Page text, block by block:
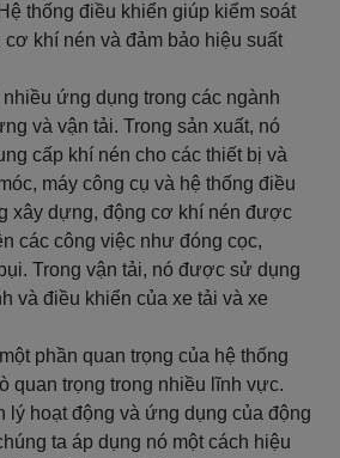
thống điều khiển giúp kiểm soát
cơ khí nén và đảm bảo hiệu suất
ứng dụng trong các ngành
và vận tải. Trong sản xuất, nó
cấp khí nén cho các thiết bị và
máy công cụ và hệ thống điều
xây dựng, động cơ khí nén được
các công việc như đóng cọc,
Trong vận tải, nó được sử dụng
và điều khiển của xe tải và xe
phần quan trọng của hệ thống
quan trọng trong nhiều lĩnh vực.
lý hoạt động và ứng dụng của động
ta áp dụng nó một cách hiệu